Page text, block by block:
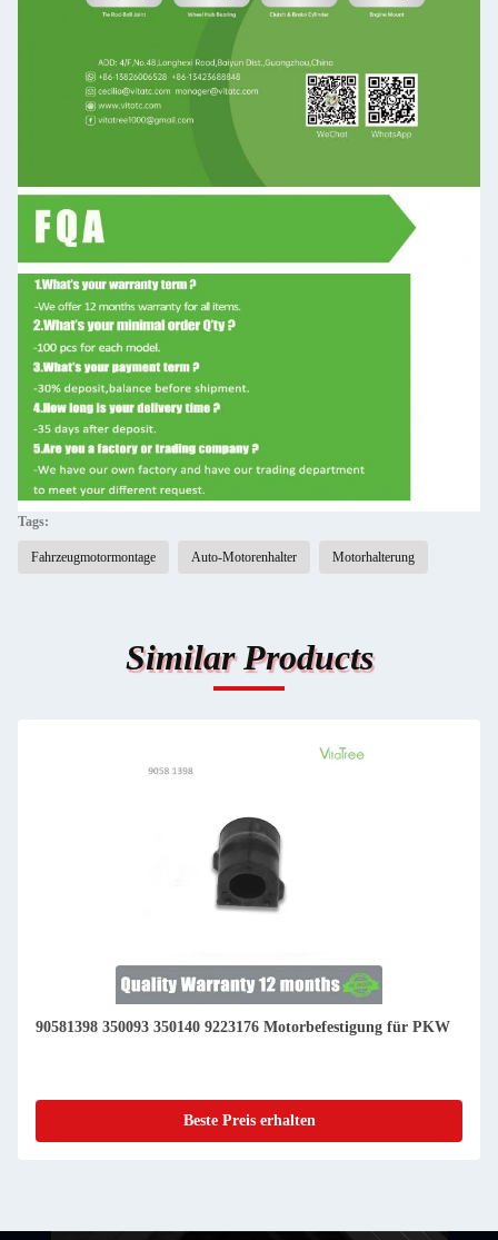
Tags:
Fahrzeugmotormontage Auto-Motorenhalter Motorhalterung
Similar Products
90581398 350093 350140 9223176 Motorbefestigung für PKW
Beste Preis erhalten